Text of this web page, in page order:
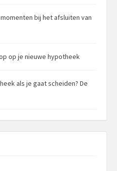
bij het afsluiten van
op je nieuwe hypotheek
als je gaat scheiden? De